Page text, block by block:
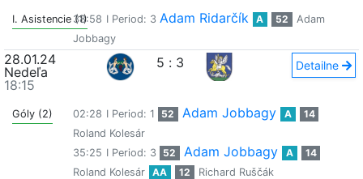
I. Asistencie (1)38:58 I Period: 3 Adam Ridarčík A 52
Adam
Jobbagy
28.01.24
Nedeľa
18:15
5 : 3 Detailne
Góly (2) 02:28 I Period: 1 52 Adam Jobbagy A
14
Roland Kolesár
35:25 I Period: 3 52 Adam Jobbagy A
14
Roland Kolesár
AA 12 Richard Ruščák